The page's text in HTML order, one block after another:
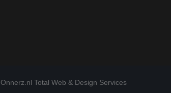
Onnerz.nl Total Web & Design Services